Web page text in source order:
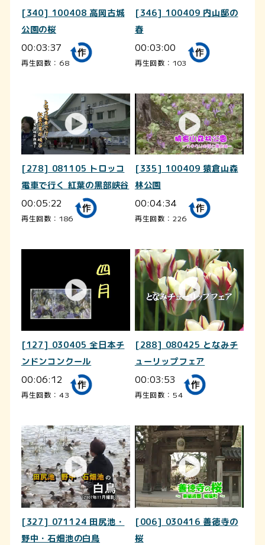
[340] 100408 高岡古城
公園の桜
00:03:37
再生回数：68
[346] 100409 内山邸の
春
00:03:00
再生回数：103
[278] 081105 トロッコ
電車で行く 紅葉の黒部峡谷
00:05:22
再生回数：186
[335] 100409 猿倉山森
林公園
00:04:34
再生回数：226
[127] 030405 全日本チ
ンドンコンクール
00:06:12
再生回数：43
[288] 080425 となみチ
ューリップフェア
00:03:53
再生回数：54
[327] 071124 田尻池・
野中・石畑池の白鳥
[006] 030416 善徳寺の
桜